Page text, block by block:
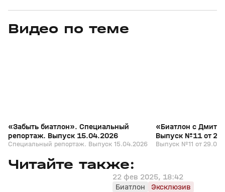
Видео по теме
15 апр, 13:09
«Забыть биатлон». Специальный
репортаж. Выпуск 15.04.2026
Специальный репортаж. Выпуск 15.04.2026
«Биатлон с
Выпуск №11 от
Выпуск №11 от
Читайте также:
22 фев 2025, 18:42
Биатлон
Эксклюзив